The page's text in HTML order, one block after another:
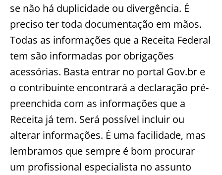
se não há duplicidade ou divergência. É
preciso ter toda documentação em mãos.
Todas as informações que a Receita Federal
tem são informadas por obrigações
acessórias. Basta entrar no portal Gov.br e
o contribuinte encontrará a declaração pré-
preenchida com as informações que a
Receita já tem. Será possível incluir ou
alterar informações. É uma facilidade, mas
lembramos que sempre é bom procurar
um profissional especialista no assunto